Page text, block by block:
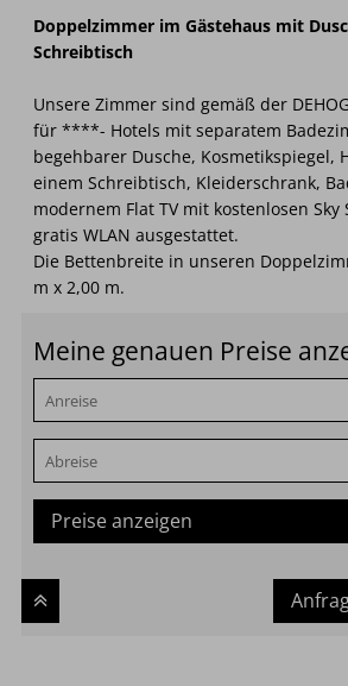
Doppelzimmer im Gästehaus mit
Schreibtisch
Unsere Zimmer sind gemäß der
für ****- Hotels mit separatem
begehbarer Dusche, Kosmetikspiegel,
einem Schreibtisch, Kleiderschrank,
modernem Flat TV mit kostenlosen Sky
gratis WLAN ausgestattet.
Die Bettenbreite in unseren
m x 2,00 m.
Meine genauen Preise
Preise anzeigen